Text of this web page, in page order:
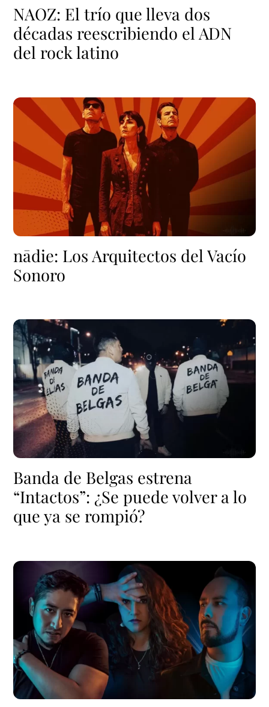
NAOZ: El trío que lleva dos
décadas reescribiendo el ADN
del rock latino
nādie: Los Arquitectos del Vacío
Sonoro
Banda de Belgas estrena
“Intactos”: ¿Se puede volver a lo
que ya se rompió?